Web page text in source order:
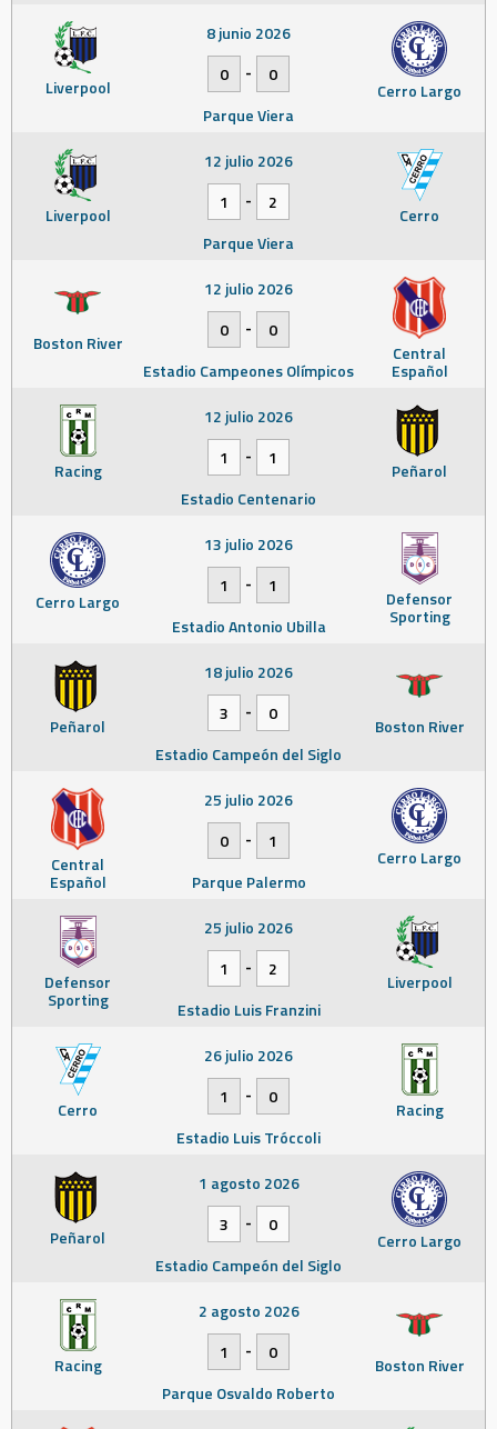
Liverpool Cerro Largo
8 junio 2026
0
-
0
Parque Viera
Liverpool Cerro
12 julio 2026
1
-
2
Parque Viera
Boston River Central
Español
12 julio 2026
0
-
0
Estadio Campeones Olímpicos
Racing Peñarol
12 julio 2026
1
-
1
Estadio Centenario
Cerro Largo Defensor
Sporting
13 julio 2026
1
-
1
Estadio Antonio Ubilla
Peñarol Boston River
18 julio 2026
3
-
0
Estadio Campeón del Siglo
Central
Español
Cerro Largo
25 julio 2026
0
-
1
Parque Palermo
Defensor
Sporting
Liverpool
25 julio 2026
1
-
2
Estadio Luis Franzini
Cerro Racing
26 julio 2026
1
-
0
Estadio Luis Tróccoli
Peñarol Cerro Largo
1 agosto 2026
3
-
0
Estadio Campeón del Siglo
Racing Boston River
2 agosto 2026
1
-
0
Parque Osvaldo Roberto